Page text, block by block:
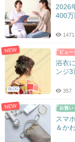
2026
400万
1471
NEW
BLOG
浴衣
ンジ3
357
NEW
スマ
＆か